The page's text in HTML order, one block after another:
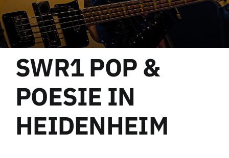
SWR1 POP &
POESIE IN
HEIDENHEIM